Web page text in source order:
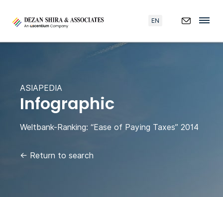
EN
ASIAPEDIA
Infographic
Weltbank-Ranking: “Ease of Paying Taxes” 2014
← Return to search